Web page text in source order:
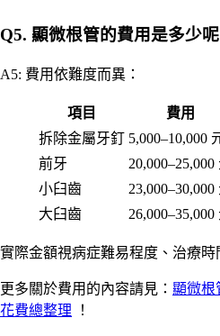
Q5. 顯微根管的費用是多少呢
A5: 費用依難度而異：
項目
費用
拆除金屬牙釘 5,000–10,000
前牙
20,000–25,000
小臼齒
23,000–30,000
大臼齒
26,000–35,000
實際金額視病症難易程度、治療時
更多關於費用的內容請見： 顯微根
花費總整理 ！